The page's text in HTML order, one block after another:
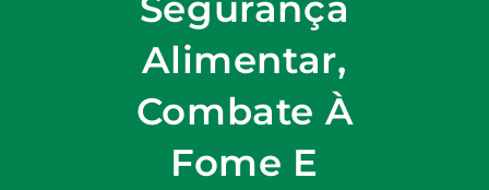
Alimentar,
Combate À
Fome E